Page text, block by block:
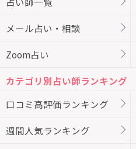
メール占い・相談
Zoom占い
カテゴリ別占い師ランキング
口コミ高評価ランキング
週間人気ランキング